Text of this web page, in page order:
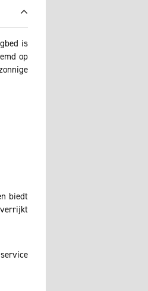
is
op
biedt